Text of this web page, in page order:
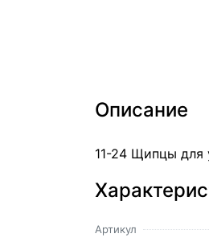
Описание
11-24 Щипцы для
Артикул